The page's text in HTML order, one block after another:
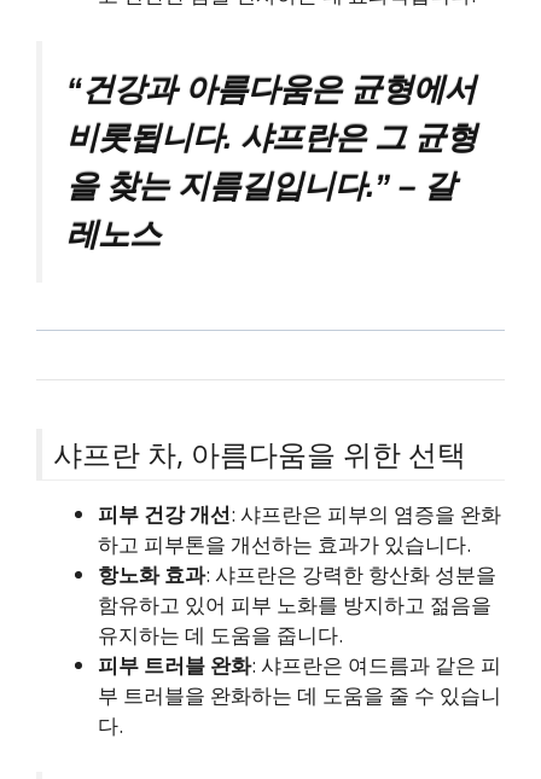
“건강과 아름다움은 균형에서
비롯됩니다. 샤프란은 그 균형
을 찾는 지름길입니다.” – 갈
레노스
샤프란 차, 아름다움을 위한 선택
피부 건강 개선: 샤프란은 피부의 염증을 완화
하고 피부톤을 개선하는 효과가 있습니다.
항노화 효과: 샤프란은 강력한 항산화 성분을
함유하고 있어 피부 노화를 방지하고 젊음을
유지하는 데 도움을 줍니다.
피부 트러블 완화: 샤프란은 여드름과 같은 피
부 트러블을 완화하는 데 도움을 줄 수 있습니
다.